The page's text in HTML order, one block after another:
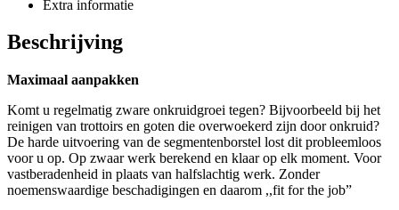
Extra informatie
Beschrijving
Maximaal aanpakken
Komt u regelmatig zware onkruidgroei tegen? Bijvoorbeeld bij het
reinigen van trottoirs en goten die overwoekerd zijn door onkruid?
De harde uitvoering van de segmentenborstel lost dit probleemloos
voor u op. Op zwaar werk berekend en klaar op elk moment. Voor
vastberadenheid in plaats van halfslachtig werk. Zonder
noemenswaardige beschadigingen en daarom ,,fit for the job”